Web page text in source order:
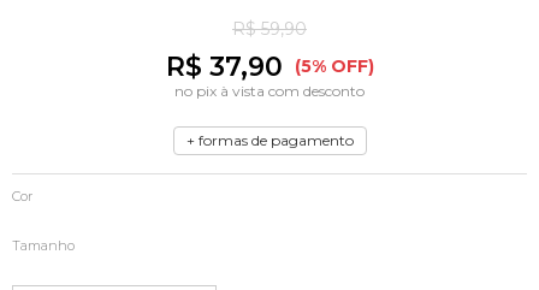
R$ 59,90
R$ 37,90 (5% OFF)
no pix à vista com desconto
+ formas de pagamento
Cor
Tamanho